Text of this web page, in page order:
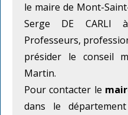
le maire de Mont-
Serge DE CARLI
Professeurs,
présider le conseil
Martin.
Pour contacter le
dans le